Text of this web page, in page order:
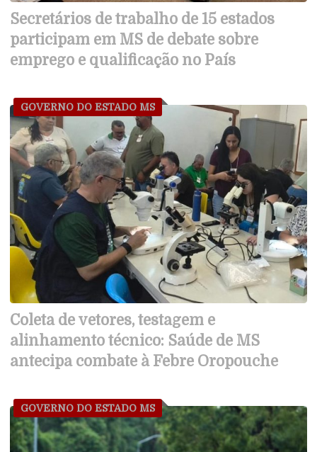
Secretários de trabalho de 15 estados
participam em MS de debate sobre
emprego e qualificação no País
GOVERNO DO ESTADO MS
Coleta de vetores, testagem e
alinhamento técnico: Saúde de MS
antecipa combate à Febre Oropouche
GOVERNO DO ESTADO MS